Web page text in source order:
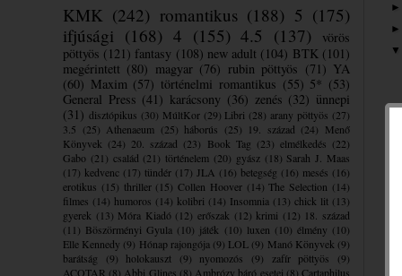
KMK (242) romantikus (188) 5 (175)
ifjúsági (168) 4 (155) 4.5 (137)
vörös
pöttyös (121) fantasy (108) new adult (104) BTK (101)
megérintett (80) magyar (76) rubin pöttyös (71) YA
(60) Maxim (57) történelmi romantikus (55) 5* (53)
General Press (41) karácsony (36) zenés (32) ünnepi
(31) disztópikus (30) MúltKor (29) Libri (28) arany pöttyös (27)
3.5 (25) Athenaeum (25) háborús (25) 19. század (24) Menő
Könyvek (24) 20. század (23) Book Tag (23) elmélkedés (22)
Gabo (21) család (21) történelem (20) gyász (18) Sarah J. Maas
(17) kedvenc (17) tündér (17) JLA (16) betegség (16) mesés (16)
erotikus (15) thriller (15) Collen Hoover (14) The Selection (14)
filmes (14) humoros (14) kolibri (14) Insomnia (13) chick lit (13)
gyerek (13) Móra Kiadó (12) erőszak (12) krimi (12) 18. század
(11) Böszörményi Gyula (10) játék (10) luxen (10) élmény (10)
Elle Kennedy (9) Hónap rajongója (9) LOL (9) Manó Könyvek (9)
barátság
(9) holokauszt (9) nyomozós (9) zafír pöttyös
(9)
ACOTAR (8) Abbi Glines (8) Ambrózy báró esetei (8) Cartaphilus